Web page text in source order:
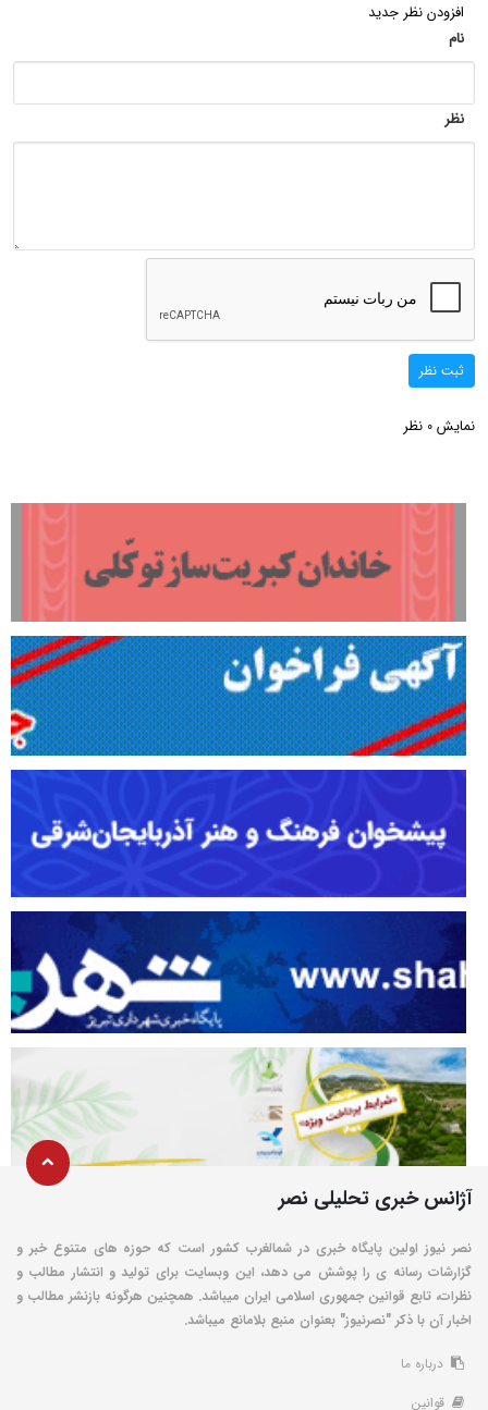
افزودن نظر جدید
نام
نظر
ثبت نظر
نمایش 0 نظر
آژانس خبری تحلیلی نصر
نصر نیوز اولین پایگاه خبری در شمالغرب کشور است که حوزه های متنوع خبر و
گزارشات رسانه ی را پوشش می دهد، این وبسایت برای تولید و انتشار مطالب و
نظرات، تابع قوانین جمهوری اسلامی ایران میباشد. همچنین هرگونه بازنشر مطالب و
اخبار آن با ذکر "نصرنیوز" بعنوان منبع بلامانع میباشد.
درباره ما
قوانین